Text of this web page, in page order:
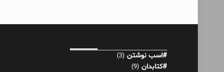
#اسب نوشتن (3)
#کتابدان (9)